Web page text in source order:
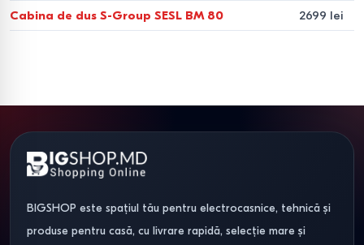
Selecții de produse
inchisa,deschisa,semirotunda
70x70 cm ,100x70 cm, 100x80 cm,140x70 cm,120x85 cm,
100x90 cm,120x90 cm,140x96 cm,150x90 cm,mici,
Cabina de dus S-Group SESL BM 80 2699 lei
BIGSHOP este spațiul tău pentru electrocasnice, tehnică și
produse pentru casă, cu livrare rapidă, selecție mare și